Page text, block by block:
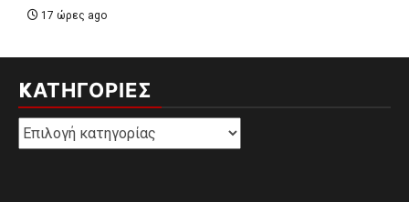
17 ώρες ago
KΑΤΗΓΟΡΊΕΣ
Kατηγορίες